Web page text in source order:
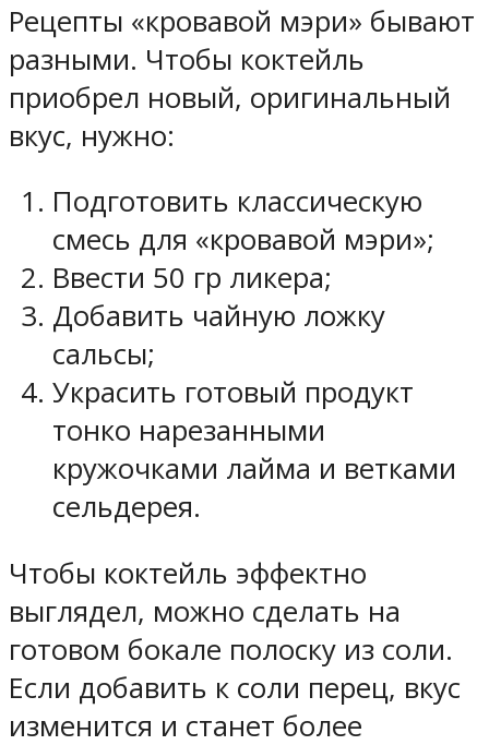
Рецепты «кровавой мэри» бывают
разными. Чтобы коктейль
приобрел новый, оригинальный
вкус, нужно:
Подготовить классическую
смесь для «кровавой мэри»;
Ввести 50 гр ликера;
Добавить чайную ложку
сальсы;
Украсить готовый продукт
тонко нарезанными
кружочками лайма и ветками
сельдерея.
Чтобы коктейль эффектно
выглядел, можно сделать на
готовом бокале полоску из соли.
Если добавить к соли перец, вкус
изменится и станет более